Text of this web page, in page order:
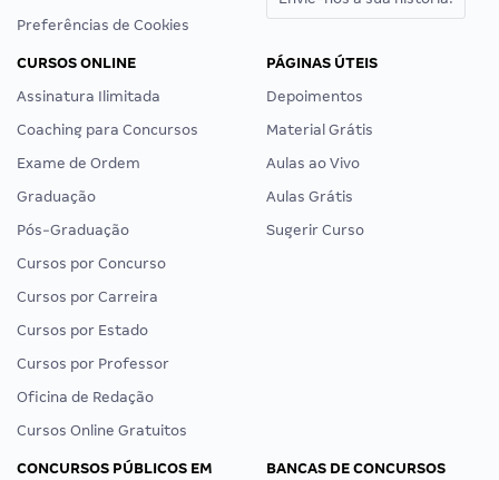
Preferências de Cookies
CURSOS ONLINE
Assinatura Ilimitada
Coaching para Concursos
Exame de Ordem
Graduação
Pós-Graduação
Cursos por Concurso
Cursos por Carreira
Cursos por Estado
Cursos por Professor
Oficina de Redação
Cursos Online Gratuitos
PÁGINAS ÚTEIS
Depoimentos
Material Grátis
Aulas ao Vivo
Aulas Grátis
Sugerir Curso
CONCURSOS PÚBLICOS EM
BANCAS DE CONCURSOS